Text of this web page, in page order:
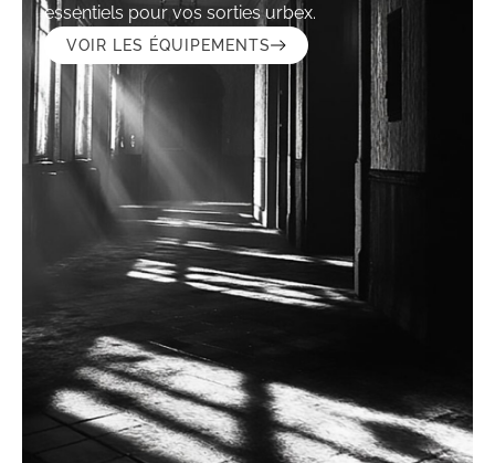
essentiels pour vos sorties urbex.
VOIR LES ÉQUIPEMENTS